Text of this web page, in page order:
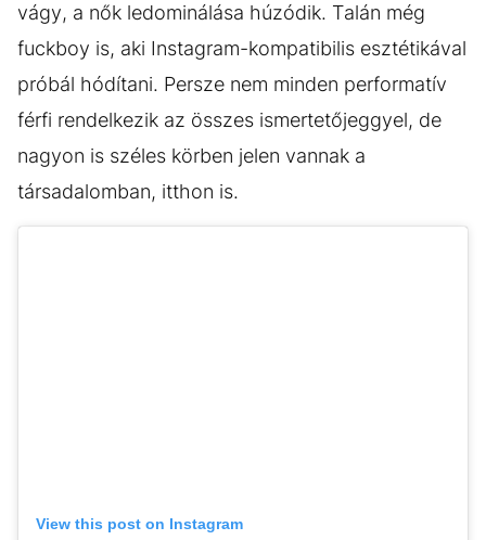
vágy, a nők ledominálása húzódik. Talán még
fuckboy is, aki Instagram-kompatibilis esztétikával
próbál hódítani. Persze nem minden performatív
férfi rendelkezik az összes ismertetőjeggyel, de
nagyon is széles körben jelen vannak a
társadalomban, itthon is.
View this post on Instagram